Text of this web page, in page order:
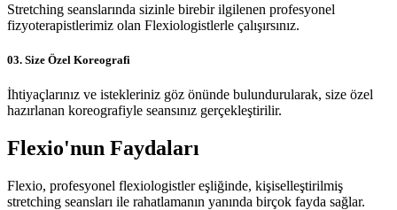
Stretching seanslarında sizinle birebir ilgilenen profesyonel
fizyoterapistlerimiz olan Flexiologistlerle çalışırsınız.
03. Size Özel Koreografi
İhtiyaçlarınız ve istekleriniz göz önünde bulundurularak, size özel
hazırlanan koreografiyle seansınız gerçekleştirilir.
Flexio'nun Faydaları
Flexio, profesyonel flexiologistler eşliğinde, kişiselleştirilmiş
stretching seansları ile rahatlamanın yanında birçok fayda sağlar.